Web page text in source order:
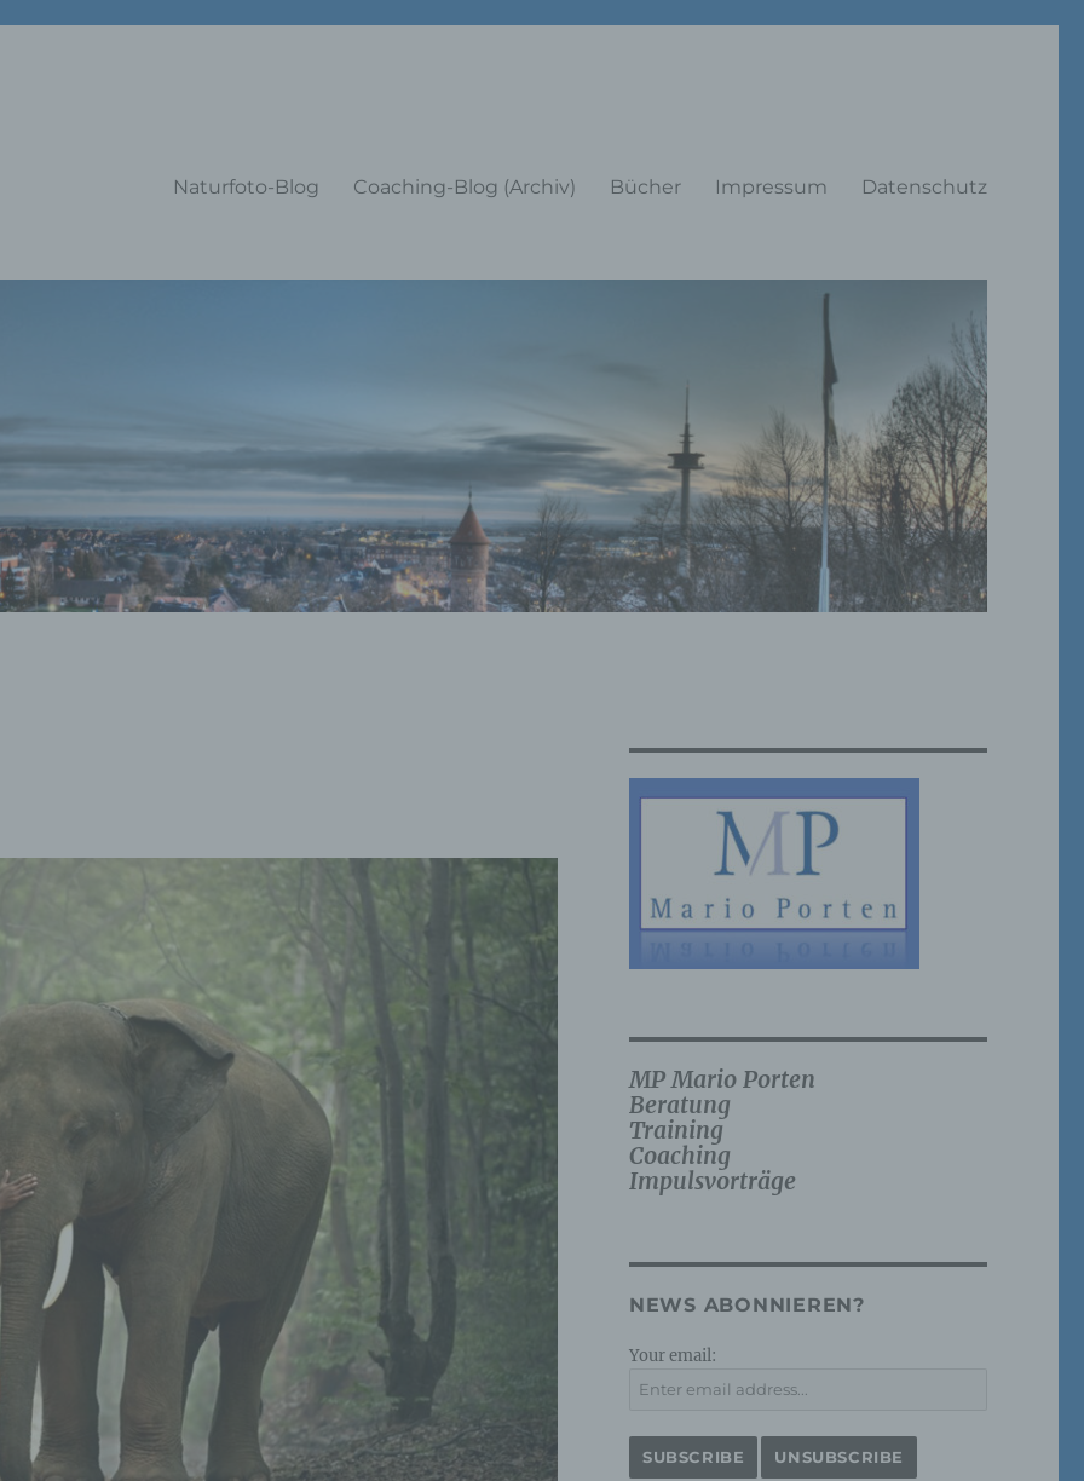
Naturfoto-Blog Coaching-Blog (Archiv) Bücher Impressum Datenschutz
MP Mario Porten
Beratung
Training
Coaching
Impulsvorträge
NEWS ABONNIEREN?
Your email: